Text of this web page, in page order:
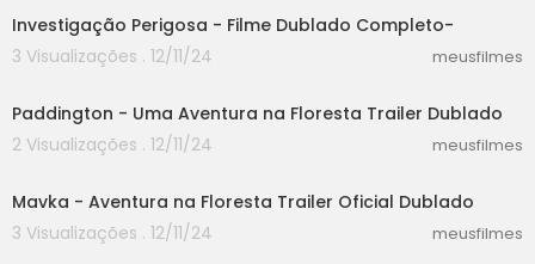
Investigação Perigosa - Filme Dublado Completo-
3 Visualizações . 12/11/24
meusfilmes
Paddington - Uma Aventura na Floresta Trailer Dublado
2 Visualizações . 12/11/24
meusfilmes
Mavka - Aventura na Floresta Trailer Oficial Dublado
3 Visualizações . 12/11/24
meusfilmes